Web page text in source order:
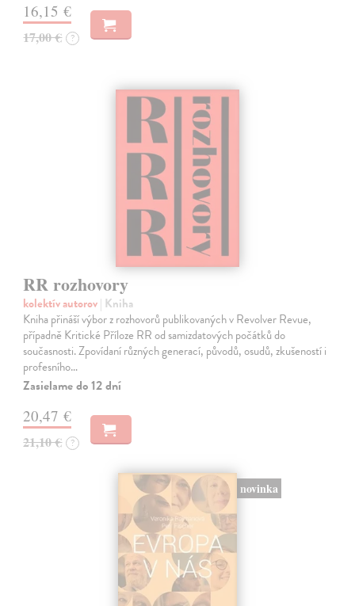
16,15 €
17,00 € ?
RR rozhovory
kolektív autorov| Kniha
Kniha přináší výbor z rozhovorů publikovaných v Revolver Revue,
případně Kritické Příloze RR od samizdatových počátků do
současnosti. Zpovídaní různých generací, původů, osudů, zkušeností i
profesního…
Zasielame do 12 dní
20,47 €
21,10 € ?
novinka